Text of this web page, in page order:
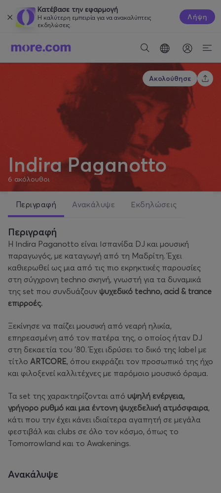
Κατέβασε την εφαρμογή
Η καλύτερη εμπειρία για να ανακαλύπτεις
εκδηλώσεις.
Λήψη
Indira Paganotto
6 ακόλουθοι
Ακολούθησε
Περιγραφή Ανακάλυψε Εκδηλώσεις
Περιγραφή
H Ιndira Paganotto είναι Ισπανίδα DJ και μουσική
παραγωγός, με καταγωγή από τη Μαδρίτη. Έχει
καθιερωθεί ως μια από τις πιο εκρηκτικές παρουσίες
στη σύγχρονη techno σκηνή, γνωστή για τα δυναμικά
της set που συνδυάζουν ψυχεδικό techno, acid & trance
επιρροές.
Ξεκίνησε να παίζει μουσική από νεαρή ηλικία,
επηρεασμένη από τον πατέρα της, ο οποίος ήταν DJ
στη δεκαετία του ’80. Έχει ιδρύσει το δικό της label με
τίτλο ARTCORE, όπου εκφράζει τον προσωπικό της ήχο
και φιλοξενεί καλλιτέχνες με παρόμοιο μουσικό όραμα.
Τα set της χαρακτηρίζονται από υψηλή ενέργεια,
γρήγορο ρυθμό και μια έντονη ψυχεδελική ατμόσφαιρα,
κάτι που την έχει κάνει ιδιαίτερα αγαπητή σε μεγάλα
φεστιβάλ και clubs σε όλο τον κόσμο, όπως το
Tomorrowland και το Awakenings.
Ανακάλυψε